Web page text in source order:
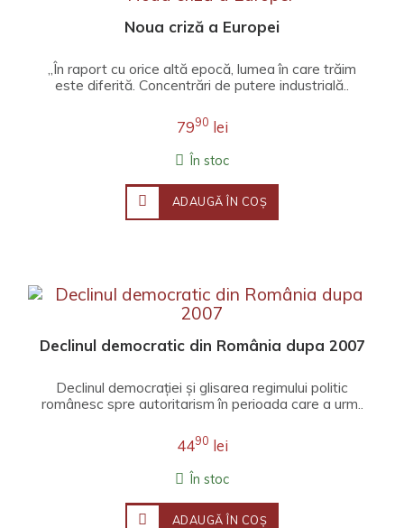
Noua criză a Europei
„În raport cu orice altă epocă, lumea în care trăim
este diferită. Concentrări de putere industrială..
7990 lei
În stoc
ADAUGĂ ÎN COŞ
Declinul democratic din România dupa 2007
Declinul democrației și glisarea regimului politic
românesc spre autoritarism în perioada care a urm..
4490 lei
În stoc
ADAUGĂ ÎN COŞ